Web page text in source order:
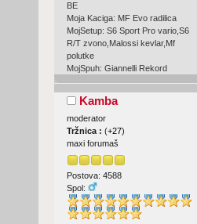
BE
Moja Kaciga: MF Evo radilica
MojSetup: S6 Sport Pro vario,S6
R/T zvono,Malossi kevlar,Mf
polutke
MojSpuh: Giannelli Rekord
Kamba
moderator
Tržnica : (+27)
maxi forumaš
Postova: 4588
Spol: